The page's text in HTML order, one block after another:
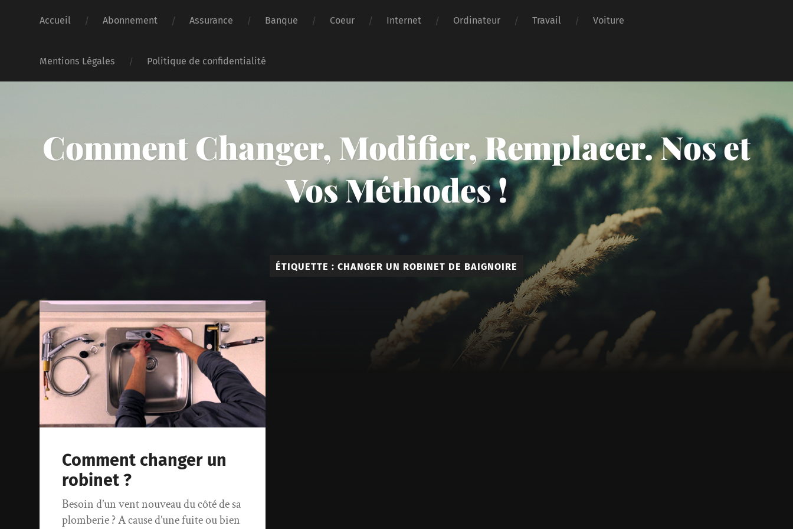
Accueil Abonnement Assurance Banque Coeur Internet Ordinateur Travail Voiture
Mentions Légales Politique de confidentialité
Comment Changer, Modifier, Remplacer. Nos et
Vos Méthodes !
ÉTIQUETTE : CHANGER UN ROBINET DE BAIGNOIRE
Comment changer un
robinet ?
Besoin d’un vent nouveau du côté de sa
plomberie ? A cause d’une fuite ou bien